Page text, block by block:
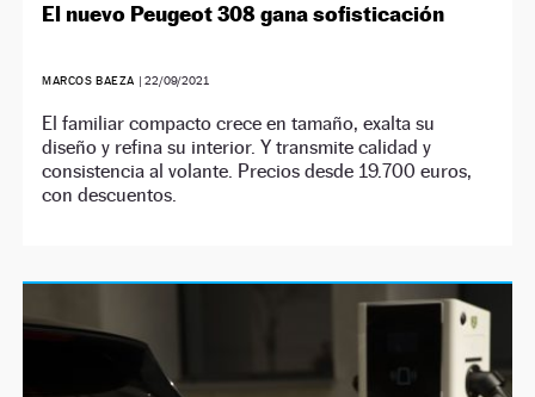
El nuevo Peugeot 308 gana sofisticación
MARCOS BAEZA | 22/09/2021
El familiar compacto crece en tamaño, exalta su
diseño y refina su interior. Y transmite calidad y
consistencia al volante. Precios desde 19.700 euros,
con descuentos.